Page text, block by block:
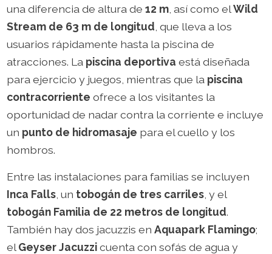
una diferencia de altura de 12 m , así como elWild
Stream de 63 m de longitud , que lleva a los
usuarios rápidamente hasta la piscina de
atracciones. La piscina deportiva está diseñada
para ejercicio y juegos, mientras que la piscina
contracorriente ofrece a los visitantes la
oportunidad de nadar contra la corriente e incluye
un punto de hidromasaje para el cuello y los
hombros.
Entre las instalaciones para familias se incluyen
Inca Falls , un tobogán de tres carriles , y el
tobogán Familia de 22 metros de longitud.
También hay dos jacuzzis en Aquapark Flamingo;
el Geyser Jacuzzicuenta con sofás de agua y